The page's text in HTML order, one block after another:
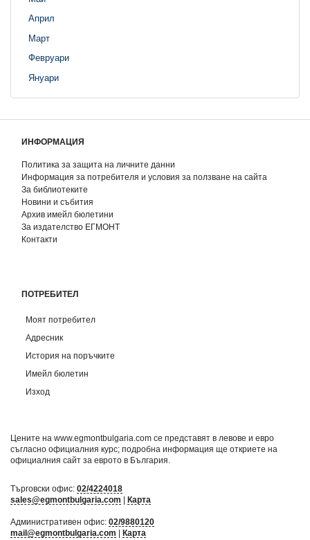
Април
Март
Февруари
Януари
ИНФОРМАЦИЯ
Политика за защита на личните данни
Информация за потребителя и условия за ползване на сайта
За библиотеките
Новини и събития
Архив имейл бюлетини
За издателство ЕГМОНТ
Контакти
ПОТРЕБИТЕЛ
Моят потребител
Адресник
История на поръчките
Имейл бюлетин
Изход
Цените на www.egmontbulgaria.com се представят в левове и евро
съгласно официалния курс; подробна информация ще откриете на
официалния сайт за еврото в България
Търговски офис: 02/4224018
sales@egmontbulgaria.com
Карта
Административен офис: 02/9880120
mail@egmontbulgaria.com
Карта